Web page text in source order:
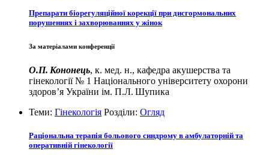
Препарати біорегуляційної корекції при дисгормональних
порушеннях і захворюваннях у жінок
За матеріалами конференції
О.П. Кононець, к. мед. н., кафедра акушерства та
гінекології № 1 Національного університету охорони
здоров’я України ім. П.Л. Шупика
Теми: Гінекологія Розділи: Огляд
Раціональна терапія больового синдрому в амбулаторній та
оперативній гінекології